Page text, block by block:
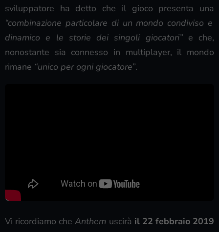
sviluppatore ha detto che il gioco presenta una
“combinazione particolare di un mondo condiviso e
dinamico e le storie dei singoli giocatori”e che,
nonostante sia connesso in multiplayer, il mondo
rimane “unico per ogni giocatore”.
Vi ricordiamo cheAnthem uscirà il 22 febbraio 2019